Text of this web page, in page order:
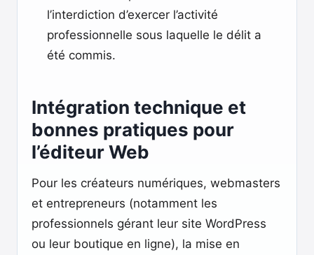
l’interdiction d’exercer l’activité
professionnelle sous laquelle le délit a
été commis.
Intégration technique et
bonnes pratiques pour
l’éditeur Web
Pour les créateurs numériques, webmasters
et entrepreneurs (notamment les
professionnels gérant leur site WordPress
ou leur boutique en ligne), la mise en